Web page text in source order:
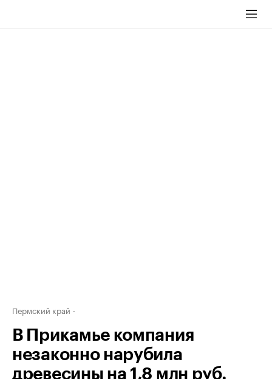
Пермский край
В Прикамье компания
незаконно нарубила
древесины на 1,8 млн руб.